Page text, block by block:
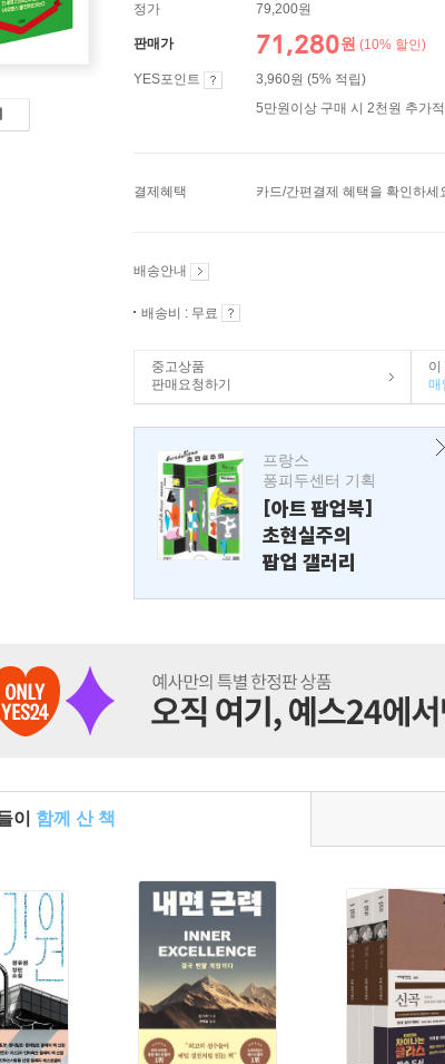
정가 79,200원
판매가 71,280원 (10% 할인)
YES포인트
3,960원 (5% 적립)
5만원이상 구매 시 2천원 추가
결제혜택 카드/간편결제 혜택을 확인하세
배송안내
배송비 : 무료
중고상품
판매요청하기
이
매
프랑스
퐁피두센터 기획
[아트 팝업북]
초현실주의
팝업 갤러리
이 함께 산 책